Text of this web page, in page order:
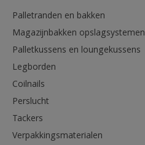
Palletranden en bakken
Magazijnbakken opslagsystemen
Palletkussens en loungekussens
Legborden
Coilnails
Perslucht
Tackers
Verpakkingsmaterialen